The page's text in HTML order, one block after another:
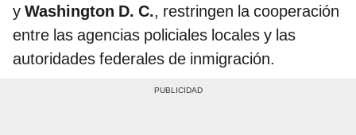
y Washington D. C., restringen la cooperación
entre las agencias policiales locales y las
autoridades federales de inmigración.